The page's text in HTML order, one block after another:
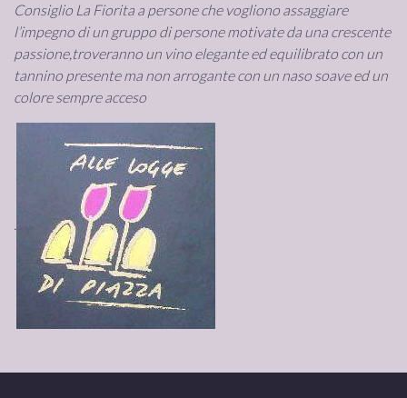
Consiglio La Fiorita a persone che vogliono assaggiare
l’impegno di un gruppo di persone motivate da una crescente
passione,troveranno un vino elegante ed equilibrato con un
tannino presente ma non arrogante con un naso soave ed un
colore sempre acceso
.